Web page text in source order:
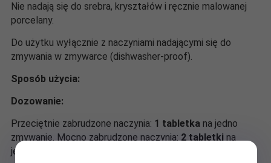
Nie nadają się do srebra, kryształów i ręcznie malowanej
porcelany.
Do użytku wyłącznie z naczyniami nadającymi się do
zmywania w zmywarce (dishwasher-proof).
Sposób użycia:
Dozowanie:
Przeciętnie zabrudzone naczynia: 1 tabletka na jedno
zmywanie. Mocno zabrudzone naczynia: 2 tabletki na
jedno zmywanie.